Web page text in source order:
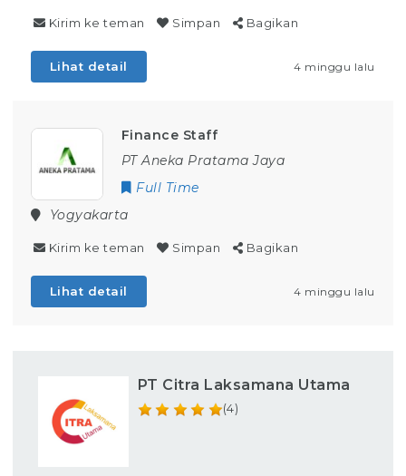
Kirim ke teman Simpan Bagikan
Lihat detail 4 minggu lalu
Finance Staff
PT Aneka Pratama Jaya
Full Time
Yogyakarta
Kirim ke teman Simpan Bagikan
Lihat detail 4 minggu lalu
PT Citra Laksamana Utama
(4)